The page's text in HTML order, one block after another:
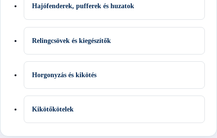
Hajófenderek, pufferek és huzatok
Relingcsövek és kiegészítők
Horgonyzás és kikötés
Kikötőkötelek